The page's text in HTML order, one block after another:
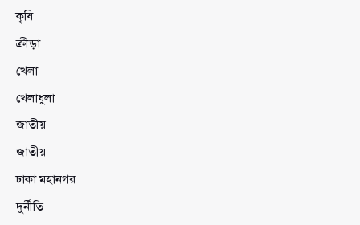
কৃষি
ক্রীড়া
খেলা
খেলাধুলা
জাতীয়
জাতীয়
ঢাকা মহানগর
দুর্নীতি